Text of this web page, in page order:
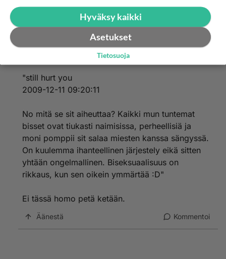
kirjoitti:
Ja homoista kumppanin pettäminen on ihan ok
Et tainut ymmärtää mitä kommentoin.
"still hurt you
2009-12-11 09:20:11
No mitä se sit aiheuttaa? Kaikki mun tuntemat
bisset ovat tiukasti naimisissa, perheellisiä ja
moni pomppii sit salaa miesten kanssa sängyssä.
On kuulemma ihanteellinen järjestely eikä sitten
yhtään ongelmallinen. Biseksuaalisuus on
rikkaus, kun sen oikein ymmärtää :D"
Ei tässä homo petä ketään.
Äänestä Kommentoi
Hyväksy kaikki
Asetukset
Tietosuoja